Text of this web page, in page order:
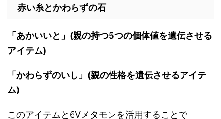
赤い糸とかわらずの石
「あかいいと」(親の持つ5つの個体値を遺伝させる
アイテム)
「かわらずのいし」(親の性格を遺伝させるアイテ
ム)
このアイテムと6Vメタモンを活用することで